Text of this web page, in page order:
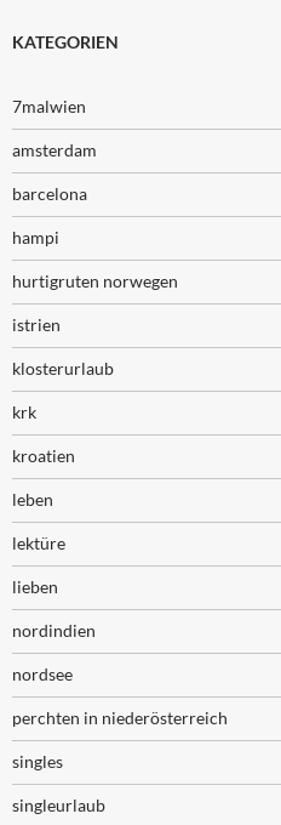
KATEGORIEN
7malwien
amsterdam
barcelona
hampi
hurtigruten norwegen
istrien
klosterurlaub
krk
kroatien
leben
lektüre
lieben
nordindien
nordsee
perchten in niederösterreich
singles
singleurlaub